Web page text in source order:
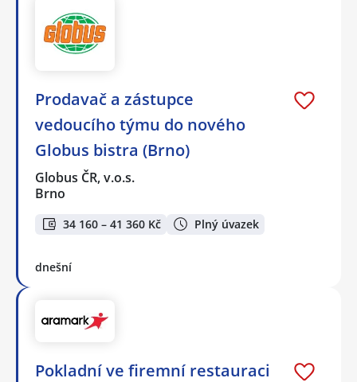
Prodavač a zástupce
vedoucího týmu do nového
Globus bistra (Brno)
Globus ČR, v.o.s.
Brno
34 160 – 41 360 Kč Plný úvazek
dnešní
Pokladní ve firemní restauraci